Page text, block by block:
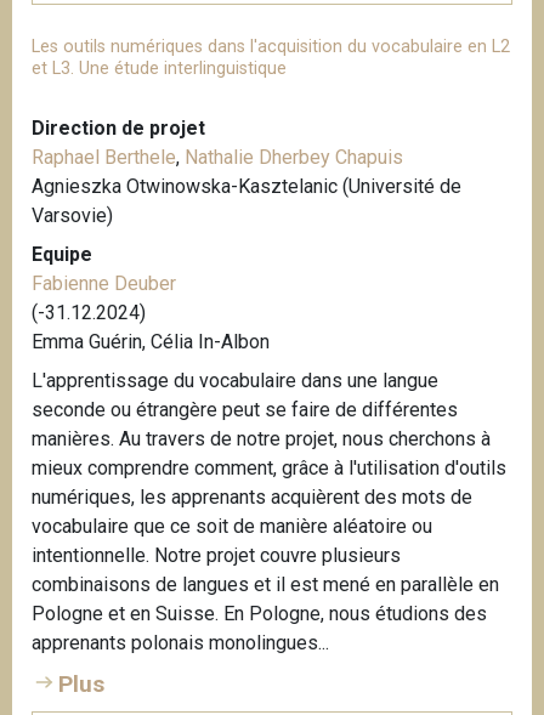
Les outils numériques dans l'acquisition du vocabulaire en L2
et L3. Une étude interlinguistique
Direction de projet
Raphael Berthele, Nathalie Dherbey Chapuis
Agnieszka Otwinowska-Kasztelanic (Université de
Varsovie)
Equipe
Fabienne Deuber
(-31.12.2024)
Emma Guérin, Célia In-Albon
L'apprentissage du vocabulaire dans une langue
seconde ou étrangère peut se faire de différentes
manières. Au travers de notre projet, nous cherchons à
mieux comprendre comment, grâce à l'utilisation d'outils
numériques, les apprenants acquièrent des mots de
vocabulaire que ce soit de manière aléatoire ou
intentionnelle. Notre projet couvre plusieurs
combinaisons de langues et il est mené en parallèle en
Pologne et en Suisse. En Pologne, nous étudions des
apprenants polonais monolingues...
Plus